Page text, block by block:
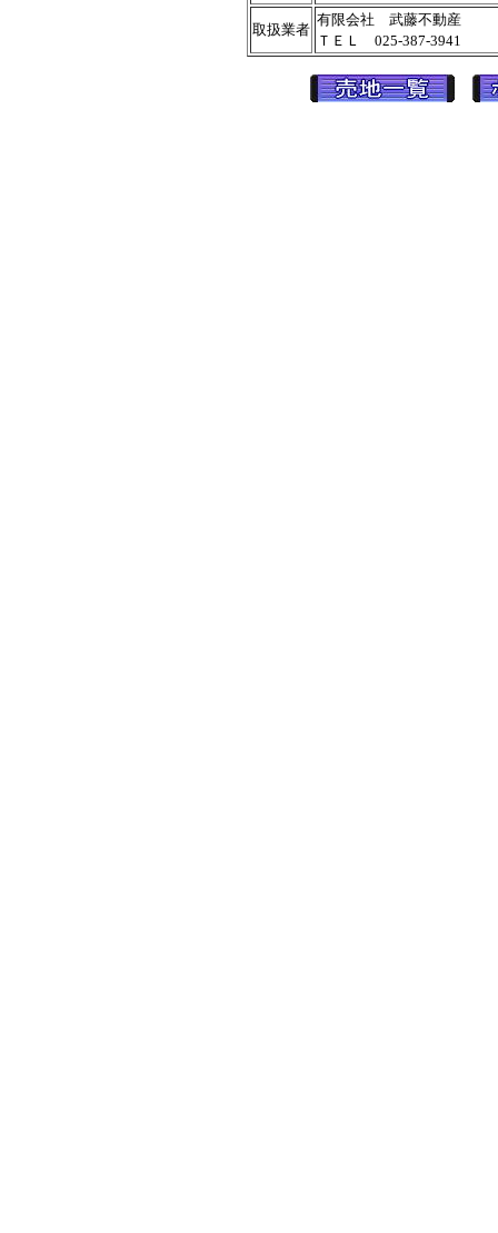
取扱業者
有限会社 武藤不動産
ＴＥＬ 025-387-3941